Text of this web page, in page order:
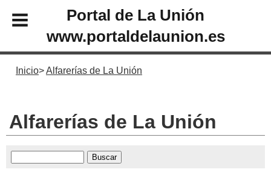
Portal de La Unión
www.portaldelaunion.es
Inicio Alfarerías de La Unión
Alfarerías de La Unión